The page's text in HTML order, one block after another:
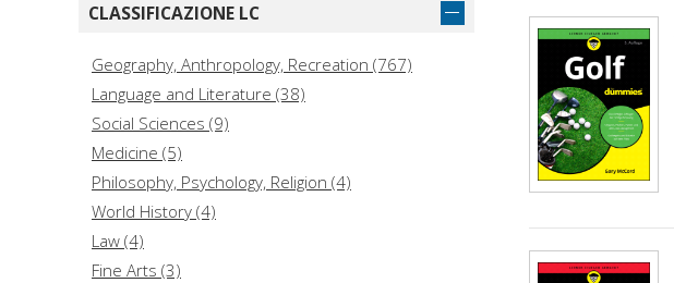
CLASSIFICAZIONE LC
Geography, Anthropology, Recreation (767)
Language and Literature (38)
Social Sciences (9)
Medicine (5)
Philosophy, Psychology, Religion (4)
World History (4)
Law (4)
Fine Arts (3)